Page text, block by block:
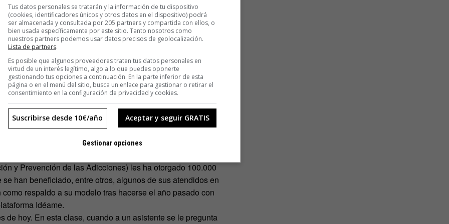
kitchen , donde la persona puede utilizar nuestro taller y
y solo paga 20 pesos por hora en el taller. La tercera
ayudamos. A lo mejor alguien no puede pagarnos el
con la mecánica de prototipos que tenemos que
de Facebook…. La cuatra forma de venir aquí es como
la oportunidad de seguir trabajando con nosotros y ser
hacer sus propios proyectos».
de artesanía de la bici abierto en San Joaquín, el equipo
la Bici
y Prevención de las Adicciones) les ha otorgado 100.000
han beneficiado, entre otros, algunos de sus atendidos en
respaldo a su modelo tras hacerse el año pasado con
Idéame.
hoy. En esta clase, cuando a un asistente se le pregunta
Tus datos personales se tratarán y la información de tu dispositivo
(cookies, identificadores únicos y otros datos en el dispositivo) podrá
ser almacenada y consultada por 205 partners y compartida con ellos, o
bien usada específicamente por este sitio. Tanto nosotros como
nuestros partners podemos usar datos precisos de geolocalización.
Lista de partners.
Es posible que algunos proveedores traten tus datos personales en
virtud de un interés legítimo, algo a lo que puedes oponerte
gestionando tus opciones a continuación. En la parte inferior de esta
página o en el menú del sitio, busca un enlace para gestionar o retirar el
consentimiento en la configuración de privacidad y cookies.
Aceptar y seguir GRATIS
Suscribirse desde 10€/año
Gestionar opciones